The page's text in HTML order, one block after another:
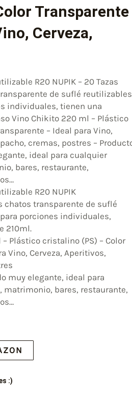
Transparente
Cerveza,
R20 NUPIK – 20 Tazas
de suflé
individuales, tienen una
Vino Chikito 220 ml – Plástico
– Ideal para Vino,
cremas, postres –
ideal para cualquier
bares, restaurante,
R20 NUPIK
chatos transparente de suflé
porciones individuales,
210ml.
Plástico cristalino (PS) – Color
Vino, Cerveza, Aperitivos,
muy elegante, ideal para
matrimonio, bares, restaurante,
:)